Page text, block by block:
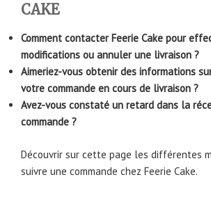
CAKE
Comment contacter Feerie Cake pour
modifications ou annuler une livraison ?
Aimeriez-vous obtenir des informations
votre commande en cours de livraison ?
Avez-vous constaté un retard dans la
commande ?
Découvrir sur cette page les différentes
suivre une commande chez Feerie Cake.